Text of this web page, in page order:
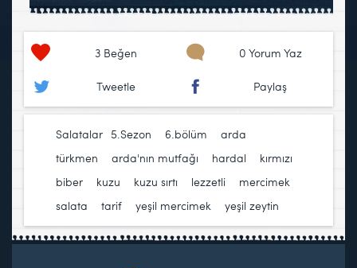
3 Beğen 0 Yorum Yaz
Tweetle Paylaş
Salatalar 5.Sezon 6.bölüm
arda
türkmen
arda'nın mutfağı hardal
kırmızı
biber
kuzu kuzu sırtı lezzetli mercimek
salata
tarif yeşil mercimek yeşil zeytin